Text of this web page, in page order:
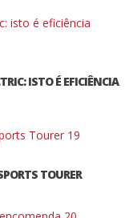
ISTO É EFICIÊNCIA
TOURER